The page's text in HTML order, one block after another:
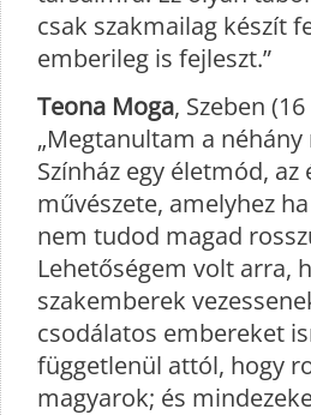
csak szakmailag készít
emberileg is fejleszt.”
Teona Moga, Szeben
„Megtanultam a
Színház egy életmód,
művészete, amelyhez
nem tudod magad
Lehetőségem volt arra,
szakemberek
csodálatos embereket
függetlenül attól, hogy
magyarok; és